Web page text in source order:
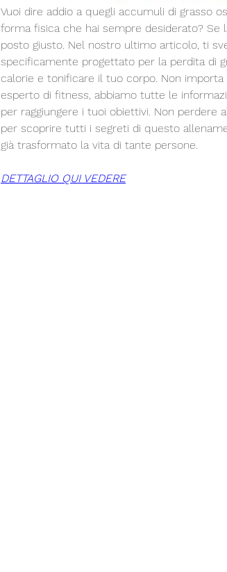
Vuoi dire addio a quegli accumuli di grasso
forma fisica che hai sempre desiderato? Se
posto giusto. Nel nostro ultimo articolo, ti
specificamente progettato per la perdita di
calorie e tonificare il tuo corpo. Non
esperto di fitness, abbiamo tutte le
per raggiungere i tuoi obiettivi. Non perdere
per scoprire tutti i segreti di questo
già trasformato la vita di tante persone.
DETTAGLIO QUI VEDERE